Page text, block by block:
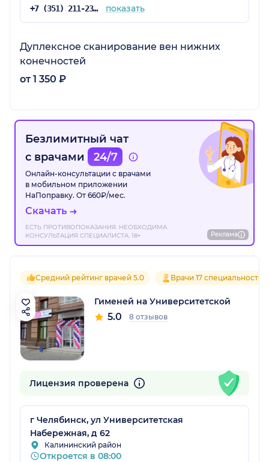
+7 (351) 211-23-03 показать
Дуплексное сканирование вен нижних
конечностей
от 1 350 ₽
Безлимитный чат
с врачами
24/7
Онлайн-консультации с врачами
в мобильном приложении
НаПоправку. От 660₽/мес.
Скачать
ЕСТЬ ПРОТИВОПОКАЗАНИЯ. НЕОБХОДИМА
КОНСУЛЬТАЦИЯ СПЕЦИАЛИСТА. 18+
Реклама
Средний рейтинг врачей 5.0 Врачи 17 специальностей
Гименей на Университетской
5.0 8 отзывов
Лицензия проверена
г Челябинск, ул Университетская
Набережная, д 62
Калининский район
Откроется в 08:00